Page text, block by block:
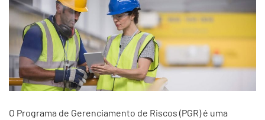
O Programa de Gerenciamento de Riscos (PGR) é uma